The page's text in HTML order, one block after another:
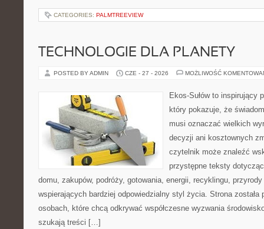
CATEGORIES: PALMTREEVIEW
TECHNOLOGIE DLA PLANETY
POSTED BY ADMIN CZE - 27 - 2026 MOŻLIWOŚĆ
Ekos-Sułów to inspirujący
który pokazuje, że
musi oznaczać wielkich
decyzji ani kosztownych
czytelnik może znaleźć
przystępne teksty
domu, zakupów, podróży, gotowania, energii, recyklingu,
wspierających bardziej odpowiedzialny styl życia. Strona została
osobach, które chcą odkrywać współczesne wyzwania
szukają treści […]